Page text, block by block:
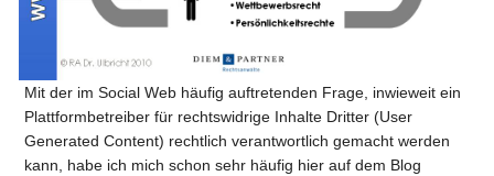
Mit der im Social Web häufig auftretenden Frage, inwieweit ein
Plattformbetreiber für rechtswidrige Inhalte Dritter (User
Generated Content) rechtlich verantwortlich gemacht werden
kann, habe ich mich schon sehr häufig hier auf dem Blog